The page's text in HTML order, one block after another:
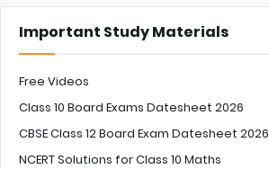
Important Study Materials
Free Videos
Class 10 Board Exams Datesheet 2026
CBSE Class 12 Board Exam Datesheet 2026
NCERT Solutions for Class 10 Maths